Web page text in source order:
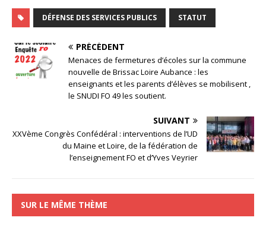
DÉFENSE DES SERVICES PUBLICS STATUT
PRÉCÉDENT
Menaces de fermetures d’écoles sur la commune
nouvelle de Brissac Loire Aubance : les
enseignants et les parents d’élèves se mobilisent ,
le SNUDI FO 49 les soutient.
SUIVANT
XXVème Congrès Confédéral : interventions de l’UD
du Maine et Loire, de la fédération de
l’enseignement FO et d’Yves Veyrier
SUR LE MÊME THÈME